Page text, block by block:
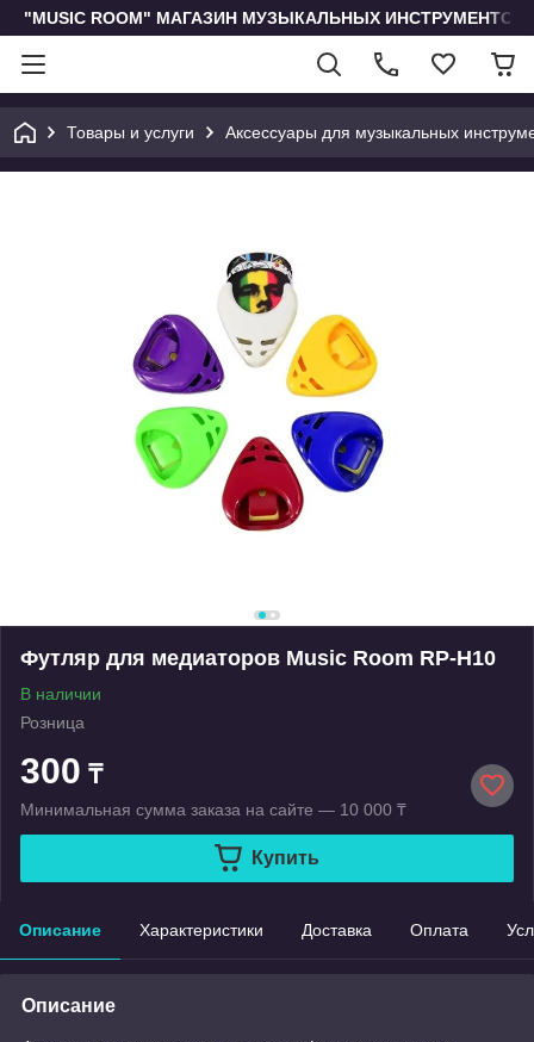
"MUSIC ROOM" МАГАЗИН МУЗЫКАЛЬНЫХ
Товары и услуги Аксессуары для музыкальных
Футляр для медиаторов Music Room RP-H10
В наличии
Розница
300 ₸
Минимальная сумма заказа на сайте — 10 000 ₸
Купить
Описание Характеристики Доставка Оплата
Описание